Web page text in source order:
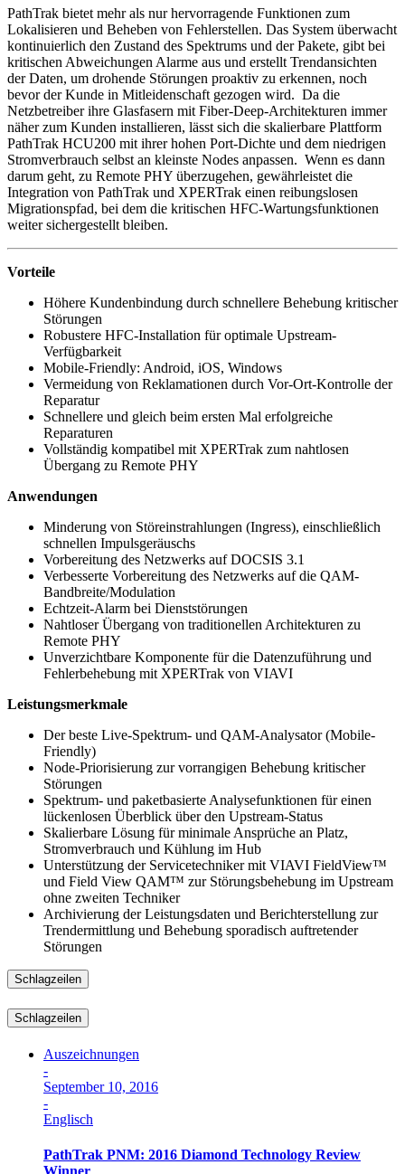
PathTrak bietet mehr als nur hervorragende Funktionen zum
Lokalisieren und Beheben von Fehlerstellen. Das System überwacht
kontinuierlich den Zustand des Spektrums und der Pakete, gibt bei
kritischen Abweichungen Alarme aus und erstellt Trendansichten
der Daten, um drohende Störungen proaktiv zu erkennen, noch
bevor der Kunde in Mitleidenschaft gezogen wird. Da die
Netzbetreiber ihre Glasfasern mit Fiber-Deep-Architekturen immer
näher zum Kunden installieren, lässt sich die skalierbare Plattform
PathTrak HCU200 mit ihrer hohen Port-Dichte und dem niedrigen
Stromverbrauch selbst an kleinste Nodes anpassen. Wenn es dann
darum geht, zu Remote PHY überzugehen, gewährleistet die
Integration von PathTrak und XPERTrak einen reibungslosen
Migrationspfad, bei dem die kritischen HFC-Wartungsfunktionen
weiter sichergestellt bleiben.
Vorteile
Höhere Kundenbindung durch schnellere Behebung kritischer
Störungen
Robustere HFC-Installation für optimale Upstream-
Verfügbarkeit
Mobile-Friendly: Android, iOS, Windows
Vermeidung von Reklamationen durch Vor-Ort-Kontrolle der
Reparatur
Schnellere und gleich beim ersten Mal erfolgreiche
Reparaturen
Vollständig kompatibel mit XPERTrak zum nahtlosen
Übergang zu Remote PHY
Anwendungen
Minderung von Störeinstrahlungen (Ingress), einschließlich
schnellen Impulsgeräuschs
Vorbereitung des Netzwerks auf DOCSIS 3.1
Verbesserte Vorbereitung des Netzwerks auf die QAM-
Bandbreite/Modulation
Echtzeit-Alarm bei Dienststörungen
Nahtloser Übergang von traditionellen Architekturen zu
Remote PHY
Unverzichtbare Komponente für die Datenzuführung und
Fehlerbehebung mit XPERTrak von VIAVI
Leistungsmerkmale
Der beste Live-Spektrum- und QAM-Analysator (Mobile-
Friendly)
Node-Priorisierung zur vorrangigen Behebung kritischer
Störungen
Spektrum- und paketbasierte Analysefunktionen für einen
lückenlosen Überblick über den Upstream-Status
Skalierbare Lösung für minimale Ansprüche an Platz,
Stromverbrauch und Kühlung im Hub
Unterstützung der Servicetechniker mit VIAVI FieldView™
und Field View QAM™ zur Störungsbehebung im Upstream
ohne zweiten Techniker
Archivierung der Leistungsdaten und Berichterstellung zur
Trendermittlung und Behebung sporadisch auftretender
Störungen
Schlagzeilen
Schlagzeilen
Auszeichnungen
-
September 10, 2016
-
Englisch
PathTrak PNM: 2016 Diamond Technology Review